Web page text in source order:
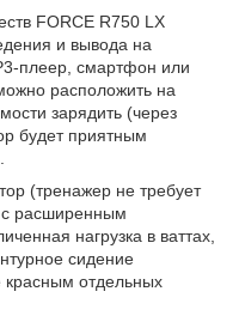
FORCE R750 LX
и вывода на
плеер, смартфон или
расположить на
зарядить (через
будет приятным
(тренажер не требует
с расширенным
нагрузка в ваттах,
сидение
красным отдельных